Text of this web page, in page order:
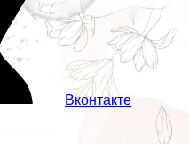
Вконтакте